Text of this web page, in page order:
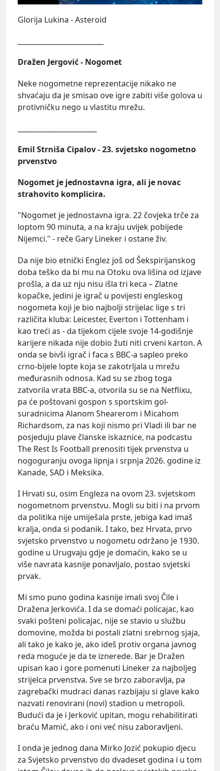
Glorija Lukina - Asteroid
Dražen Jergović - Nogomet
Neke nogometne reprezentacije nikako ne
shvaćaju da je smisao ove igre zabiti više golova u
protivničku nego u vlastitu mrežu.
Emil Strniša Cipalov - 23. svjetsko nogometno
prvenstvo
Nogomet je jednostavna igra, ali je novac
strahovito komplicira.
"Nogomet je jednostavna igra. 22 čovjeka trče za
loptom 90 minuta, a na kraju uvijek pobijede
Nijemci." - reče Gary Lineker i ostane živ.
Da nije bio etnički Englez još od Šekspirijanskog
doba teško da bi mu na Otoku ova lišina od izjave
prošla, a da uz nju nisu išla tri keca – Zlatne
kopačke, jedini je igrač u povijesti engleskog
nogometa koji je bio najbolji strijelac lige s tri
različita kluba: Leicester, Everton i Tottenham i
kao treći as - da tijekom cijele svoje 14-godišnje
karijere nikada nije dobio žuti niti crveni karton. A
onda se bivši igrač i faca s BBC-a sapleo preko
crno-bijele lopte koja se zakotrljala u mrežu
međurasnih odnosa. Kad su se zbog toga
zatvorila vrata BBC-a, otvorila su se na Netflixu,
pa će poštovani gospon s sportskim gol-
suradnicima Alanom Shearerom i Micahom
Richardsom, za nas koji nismo pri Vladi ili bar ne
posjeduju plave članske iskaznice, na podcastu
The Rest Is Football prenositi tijek prvenstva u
nogoguranju ovoga lipnja i srpnja 2026. godine iz
Kanade, SAD i Meksika.
I Hrvati su, osim Engleza na ovom 23. svjetskom
nogometnom prvenstvu. Mogli su biti i na prvom
da politika nije umiješala prste, jebiga kad imaš
kralja, onda si podanik. I tako, bez Hrvata, prvo
svjetsko prvenstvo u nogometu održano je 1930.
godine u Urugvaju gdje je domaćin, kako se u
više navrata kasnije ponavljalo, postao svjetski
prvak.
Mi smo puno godina kasnije imali svoj Čile i
Dražena Jerkovića. I da se domaći policajac, kao
svaki pošteni policajac, nije se stavio u službu
domovine, možda bi postali zlatni srebrnog sjaja,
ali tako je kako je, ako ideš protiv organa javnog
reda moguće je da te iznerede. Bar je Dražen
upisan kao i gore pomenuti Lineker za najboljeg
strijelca prvenstva. Sve se brzo zaboravlja, pa
zagrebački mudraci danas razbijaju si glave kako
nazvati renovirani (novi) stadion u metropoli.
Budući da je i Jerković upitan, mogu rehabilitirati
braću Mamić, ako i oni već nisu zaboravljeni.
I onda je jednog dana Mirko Jozić pokupio djecu
za Svjetsko prvenstvo do dvadeset godina i u tom